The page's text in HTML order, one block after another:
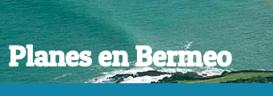
Planes en Bermeo